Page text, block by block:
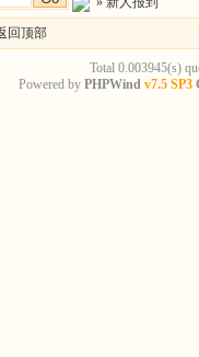
回顶部
Total 0.003945(s)
Powered by PHPWind v7.5 SP3